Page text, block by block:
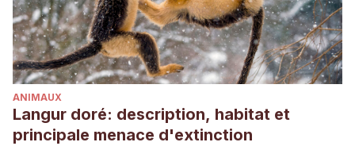
ág-123.
Tiira, K., Hakosalo, O., Kareinen, L., Thomas, A., Hielm-
Björkman, A., Escriou, C., … & Lohi, H. (2012). Environmental
effects on compulsive tail chasing in dogs.PloS one,7(7),
e41684.
ANIMAUX
Langur doré: description, habitat et
principale menace d'extinction